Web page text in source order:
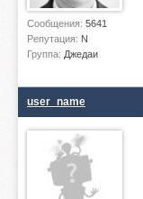
Сообщения: 5641
Репутация: N
Группа: Джедаи
user_name